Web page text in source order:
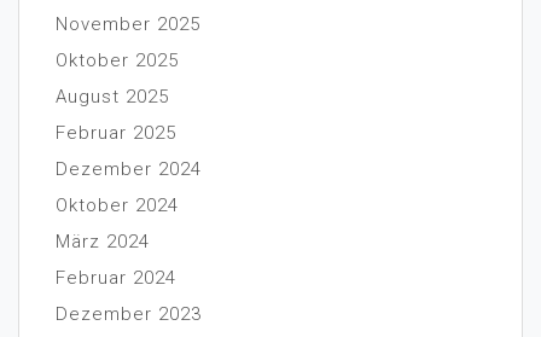
November 2025
Oktober 2025
August 2025
Februar 2025
Dezember 2024
Oktober 2024
März 2024
Februar 2024
Dezember 2023